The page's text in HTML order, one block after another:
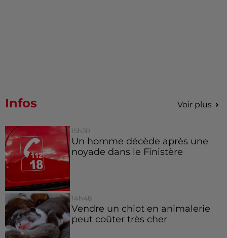
Infos Voir plus
15h30
Un homme décède après une
noyade dans le Finistère
14h48
Vendre un chiot en animalerie
peut coûter très cher